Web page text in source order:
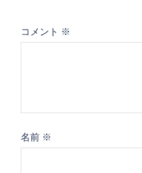
コメント ※
名前 ※